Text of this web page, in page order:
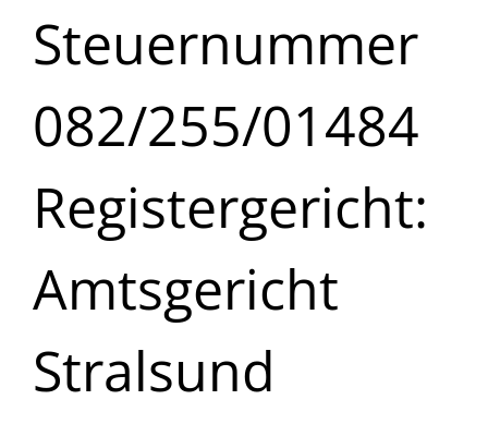
Steuernummer
082/255/01484
Registergericht:
Amtsgericht
Stralsund